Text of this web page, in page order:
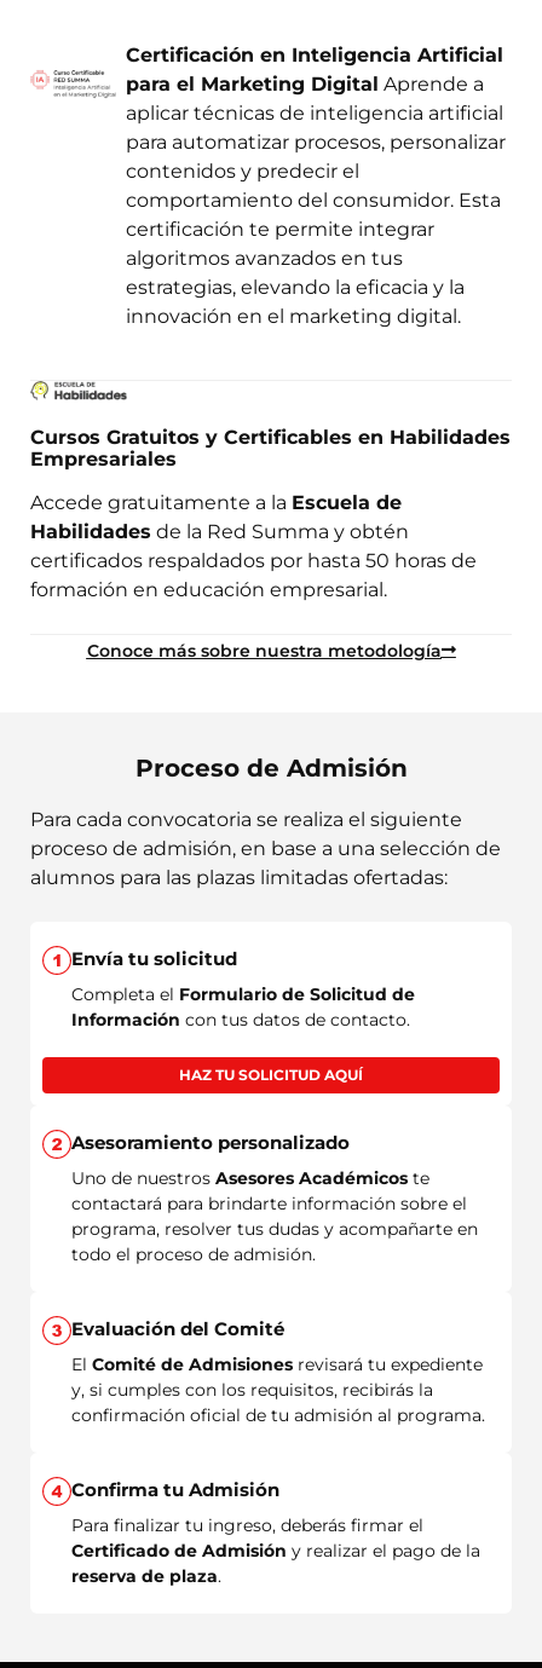
Certificación en Inteligencia Artificial
para el Marketing Digital Aprende a
aplicar técnicas de inteligencia artificial
para automatizar procesos, personalizar
contenidos y predecir el
comportamiento del consumidor. Esta
certificación te permite integrar
algoritmos avanzados en tus
estrategias, elevando la eficacia y la
innovación en el marketing digital.
Cursos Gratuitos y Certificables en Habilidades
Empresariales
Accede gratuitamente a la Escuela de
Habilidades de la Red Summa y obtén
certificados respaldados por hasta 50 horas de
formación en educación empresarial.
Conoce más sobre nuestra metodología
Proceso de Admisión
Para cada convocatoria se realiza el siguiente
proceso de admisión, en base a una selección de
alumnos para las plazas limitadas ofertadas:
Envía tu solicitud
Completa el Formulario de Solicitud de
Información con tus datos de contacto.
HAZ TU SOLICITUD AQUÍ
Asesoramiento personalizado
Uno de nuestros Asesores Académicos te
contactará para brindarte información sobre el
programa, resolver tus dudas y acompañarte en
todo el proceso de admisión.
Evaluación del Comité
El Comité de Admisiones revisará tu expediente
y, si cumples con los requisitos, recibirás la
confirmación oficial de tu admisión al programa.
Confirma tu Admisión
Para finalizar tu ingreso, deberás firmar el
Certificado de Admisión y realizar el pago de la
reserva de plaza.